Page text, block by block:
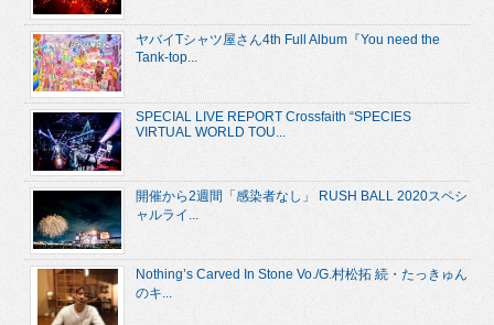
ヤバイTシャツ屋さん4th Full Album『You need the
Tank-top...
SPECIAL LIVE REPORT Crossfaith “SPECIES
VIRTUAL WORLD TOU...
開催から2週間「感染者なし」 RUSH BALL 2020スペシ
ャルライ...
Nothing’s Carved In Stone Vo./G.村松拓 続・たっきゅん
のキ...